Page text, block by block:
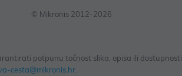
© Mikronis 2012-2026
potpunu točnost slika, opisa ili dostupnosti
cesta@mikronis.hr.